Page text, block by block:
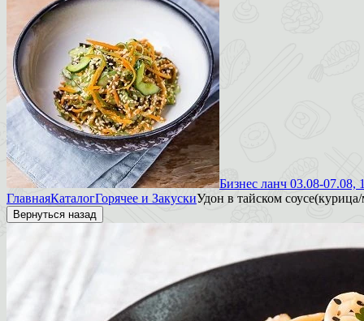
Бизнес ланч 03.08-07.08,
ГлавнаяКаталогГорячее и ЗакускиУдон в тайском
Вернуться назад